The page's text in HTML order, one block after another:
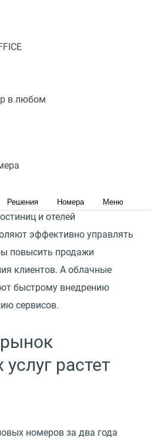
в любом
Решения Номера Меню
на внутренний туризм
и поток туристов
коммуникацию во всех
на запросы
клиентов, чтобы
и отелей
эффективно управлять
повысить продажи
клиентов. А облачные
быстрому внедрению
сервисов.
растет
номеров за два года